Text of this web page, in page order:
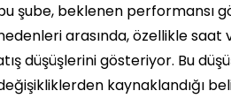
şube, beklenen performansı
arasında, özellikle
düşüşlerini gösteriyor. Bu
kaynaklandığı